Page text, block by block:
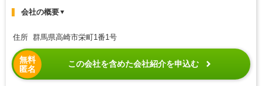
会社の概要▼
住所 群馬県高崎市栄町1番1号
無料
匿名
この会社を含めた会社紹介を申込む